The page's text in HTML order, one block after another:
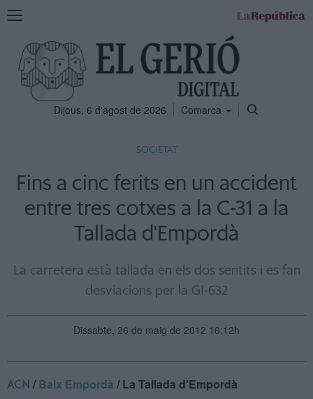
Mostra
navegació
Dijous, 6 d'agost de 2026 Comarca
SOCIETAT
Fins a cinc ferits en un accident
entre tres cotxes a la C-31 a la
Tallada d'Empordà
La carretera està tallada en els dos sentits i es fan
desviacions per la GI-632
Dissabte, 26 de maig de 2012 16:12h
ACN /Baix Empordà / La Tallada d'Empordà